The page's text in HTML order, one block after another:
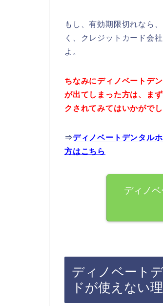
もし、有効期限切れなら
く、クレジットカード会
よ。
ちなみにディノベートデ
が出てしまった方は、ま
クされてみてはいかがで
⇒ディノベートデンタル
方はこちら
ディノ
ディノベート
ドが使えない